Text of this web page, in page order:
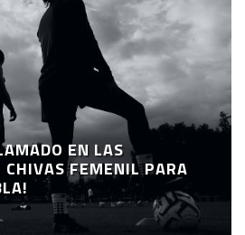
EN LAS
CHIVAS FEMENIL PARA